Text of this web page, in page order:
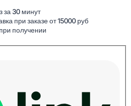
за 30 минут
при заказе от 15000 руб
получении